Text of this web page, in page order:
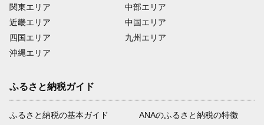
関東エリア
近畿エリア
四国エリア
沖縄エリア
中部エリア
中国エリア
九州エリア
ふるさと納税ガイド
ふるさと納税の基本ガイド
ANAのふるさと納税の特徴